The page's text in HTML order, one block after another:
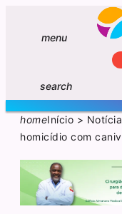
menu
search
homeInício >
homicídio com